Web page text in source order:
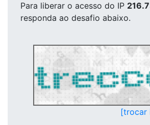
Para liberar o acesso do IP
responda ao desafio abaixo.
[trocar